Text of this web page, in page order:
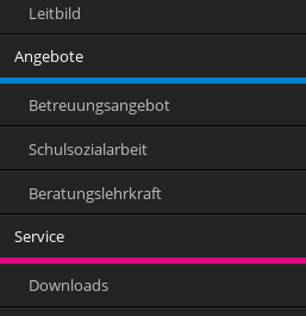
Leitbild
Angebote
Betreuungsangebot
Schulsozialarbeit
Beratungslehrkraft
Service
Downloads